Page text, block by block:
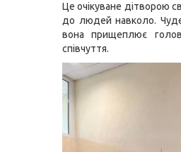
Це очікуване дітворою
до людей навколо.
вона прищеплює
співчуття.